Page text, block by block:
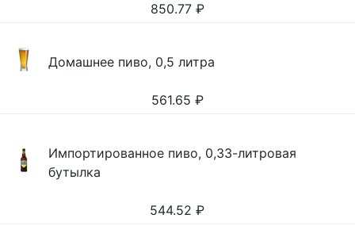
850.77 ₽
Домашнее пиво, 0,5 литра
561.65 ₽
Импортированное пиво, 0,33-литровая
бутылка
544.52 ₽